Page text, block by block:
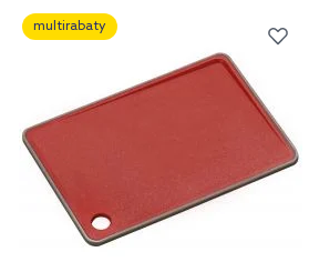
Dodaj do porównania
multirabaty